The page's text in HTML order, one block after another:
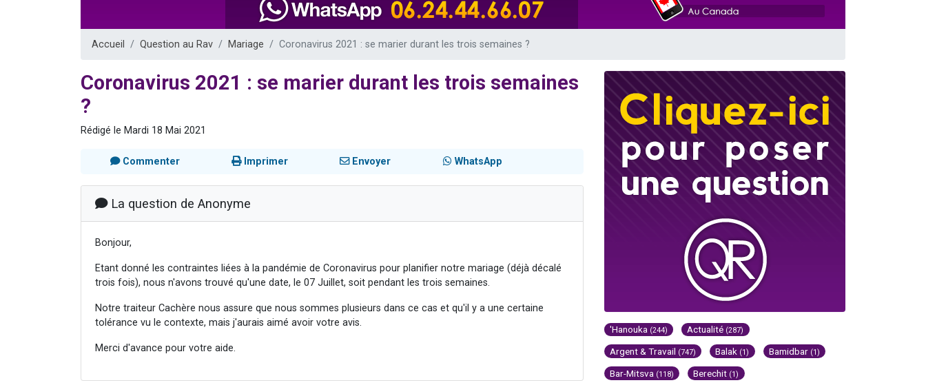
Eli vient de donner son Maasser
Accueil Question au Rav Mariage Coronavirus 2021 : se marier durant les trois semaines ?
Coronavirus 2021 : se marier durant les trois semaines
?
Rédigé le Mardi 18 Mai 2021
Commenter Imprimer Envoyer WhatsApp
La question de Anonyme
Bonjour,
Etant donné les contraintes liées à la pandémie de Coronavirus pour planifier notre mariage (déjà décalé
trois fois), nous n'avons trouvé qu'une date, le 07 Juillet, soit pendant les trois semaines.
Notre traiteur Cachère nous assure que nous sommes plusieurs dans ce cas et qu'il y a une certaine
tolérance vu le contexte, mais j'aurais aimé avoir votre avis.
Merci d'avance pour votre aide.
'Hanouka (244) Actualité (287)
Argent & Travail (747) Balak (1) Bamidbar (1)
Bar-Mitsva (118) Berechit (1)